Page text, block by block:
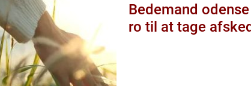
Bedemand odense sådan får du
ro til at tage afsked